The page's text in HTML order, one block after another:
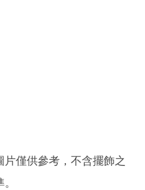
僅供參考，不含擺飾之